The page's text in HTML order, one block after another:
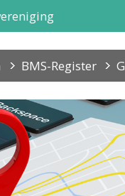
BMS-Register